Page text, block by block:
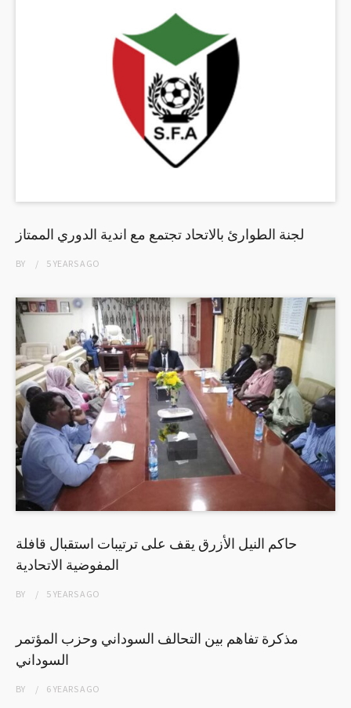
لجنة الطوارئ بالاتحاد تجتمع مع اندية الدوري الممتاز
BY 5 YEARSAGO
حاكم النيل الأزرق يقف على ترتيبات استقبال قافلة
المفوضية الاتحادية
BY 5 YEARSAGO
مذكرة تفاهم بين التحالف السوداني وحزب المؤتمر
السوداني
BY 6 YEARSAGO